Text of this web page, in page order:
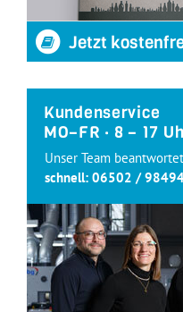
Jetzt
Kundenservice
MO–FR · 8 – 17
Unser Team
schnell: 06502 /